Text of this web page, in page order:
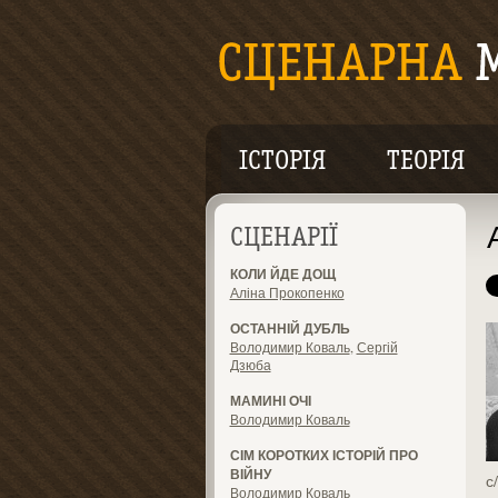
ІСТОРІЯ ТЕОРІЯ
СЦЕНАРІЇ
КОЛИ ЙДЕ ДОЩ
Аліна Прокопенко
ОСТАННІЙ ДУБЛЬ
Володимир Коваль, Сергій
Дзюба
МАМИНІ ОЧІ
Володимир Коваль
СІМ КОРОТКИХ ІСТОРІЙ ПРО
ВІЙНУ
Володимир Коваль